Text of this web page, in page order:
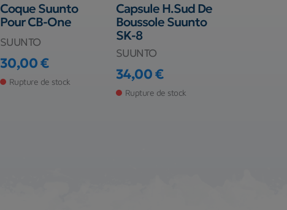
Coque Suunto
Pour CB-One
SUUNTO
Prix
30,00 €
Rupture de stock
Capsule H.Sud De
Boussole Suunto
SK-8
SUUNTO
Prix
34,00 €
Rupture de stock